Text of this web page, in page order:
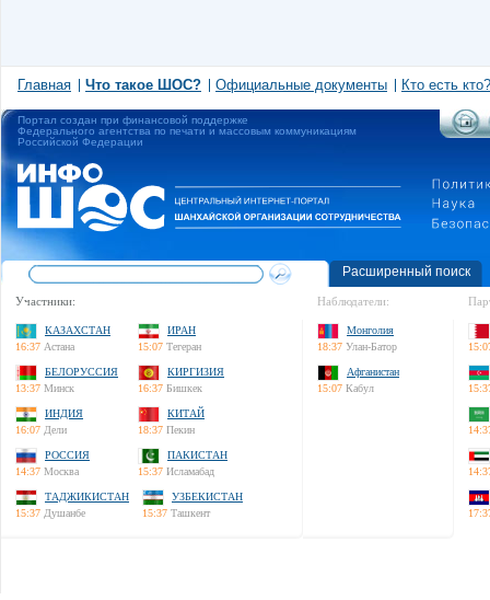
Главная Что такое ШОС? Официальные документы Кто есть кто?
Портал создан при финансовой поддержке
Федерального агентства по печати и массовым коммуникациям
Российской Федерации
Расширенный поиск
Участники:
КАЗАХСТАН
16:37 Астана
ИРАН
15:07 Тегеран
БЕЛОРУССИЯ
13:37 Минск
КИРГИЗИЯ
16:37 Бишкек
ИНДИЯ
16:07 Дели
КИТАЙ
18:37 Пекин
РОССИЯ
14:37 Москва
ПАКИСТАН
15:37 Исламабад
ТАДЖИКИСТАН
15:37 Душанбе
УЗБЕКИСТАН
15:37 Ташкент
Наблюдатели:
Монголия
18:37 Улан-Батор
Афганистан
15:07 Кабул